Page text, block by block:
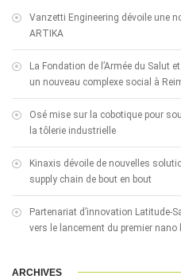
Vanzetti Engineering dévoile une
ARTIKA
La Fondation de l’Armée du Salut
un nouveau complexe social à
Osé mise sur la cobotique pour
la tôlerie industrielle
Kinaxis dévoile de nouvelles
supply chain de bout en bout
Partenariat d’innovation Latitude-
vers le lancement du premier nano
ARCHIVES